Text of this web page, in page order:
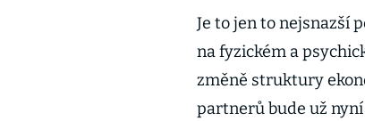
Je to jen to nejsnazší
na fyzickém a
změně struktury
partnerů bude už